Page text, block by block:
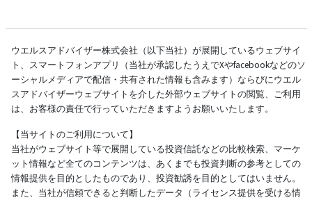
ウエルスアドバイザー株式会社（以下当社）が展開しているウェブサイ
ト、スマートフォンアプリ（当社が承認したうえでXやfacebookなどのソ
ーシャルメディアで配信・共有された情報も含みます）ならびにウエル
スアドバイザーウェブサイトを介した外部ウェブサイトの閲覧、ご利用
は、お客様の責任で行っていただきますようお願いいたします。
【当サイトのご利用について】
当社がウェブサイト等で展開している投資信託などの比較検索、マーケ
ット情報など全てのコンテンツは、あくまでも投資判断の参考としての
情報提供を目的としたものであり、投資勧誘を目的としてはいません。
また、当社が信頼できると判断したデータ（ライセンス提供を受ける情